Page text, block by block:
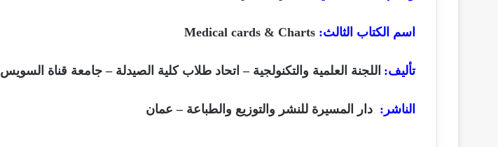
اسم الكتاب الثالث:
Medical cards & Charts
تأليف: اللجنة العلمية والتكنولجية – اتحاد طلاب كلية الصيدلة – جامعة قناة السويس
الناشر : دار المسيرة للنشر والتوزيع والطباعة – عمان